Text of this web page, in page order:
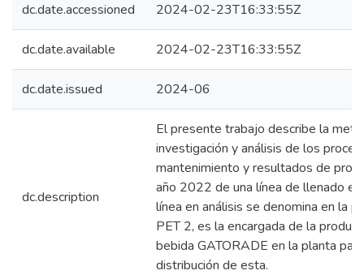
dc.date.accessioned 2024-02-23T16:33:55Z
dc.date.available 2024-02-23T16:33:55Z
dc.date.issued 2024-06
dc.description
El presente trabajo describe la
investigación y análisis de los
mantenimiento y resultados de
año 2022 de una línea de llenado
línea en análisis se denomina en la
PET 2, es la encargada de la
bebida GATORADE en la planta
distribución de esta.